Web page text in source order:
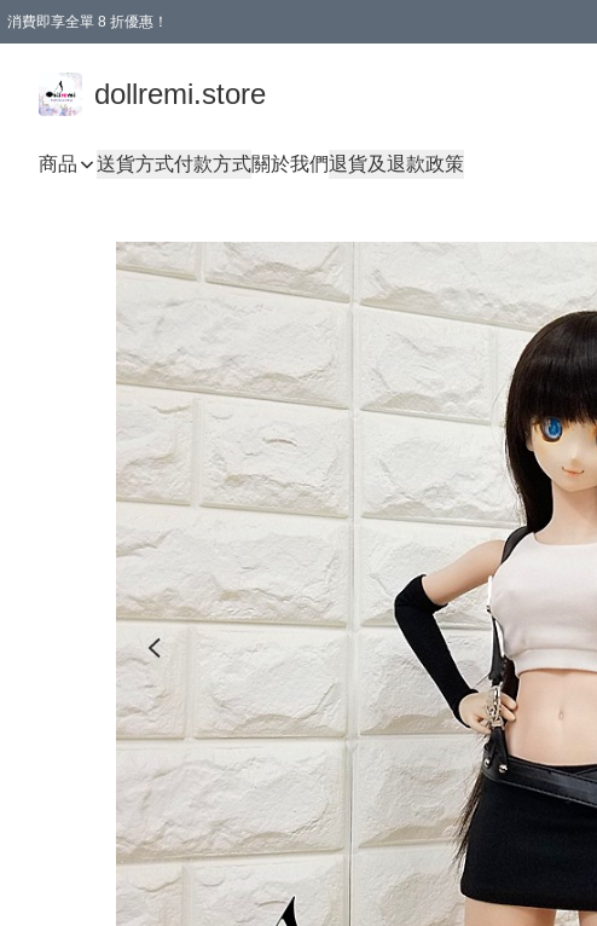
消費即享全單 8 折優惠！
dollremi.store
商品 送貨方式付款方式關於我們退貨及退款政策